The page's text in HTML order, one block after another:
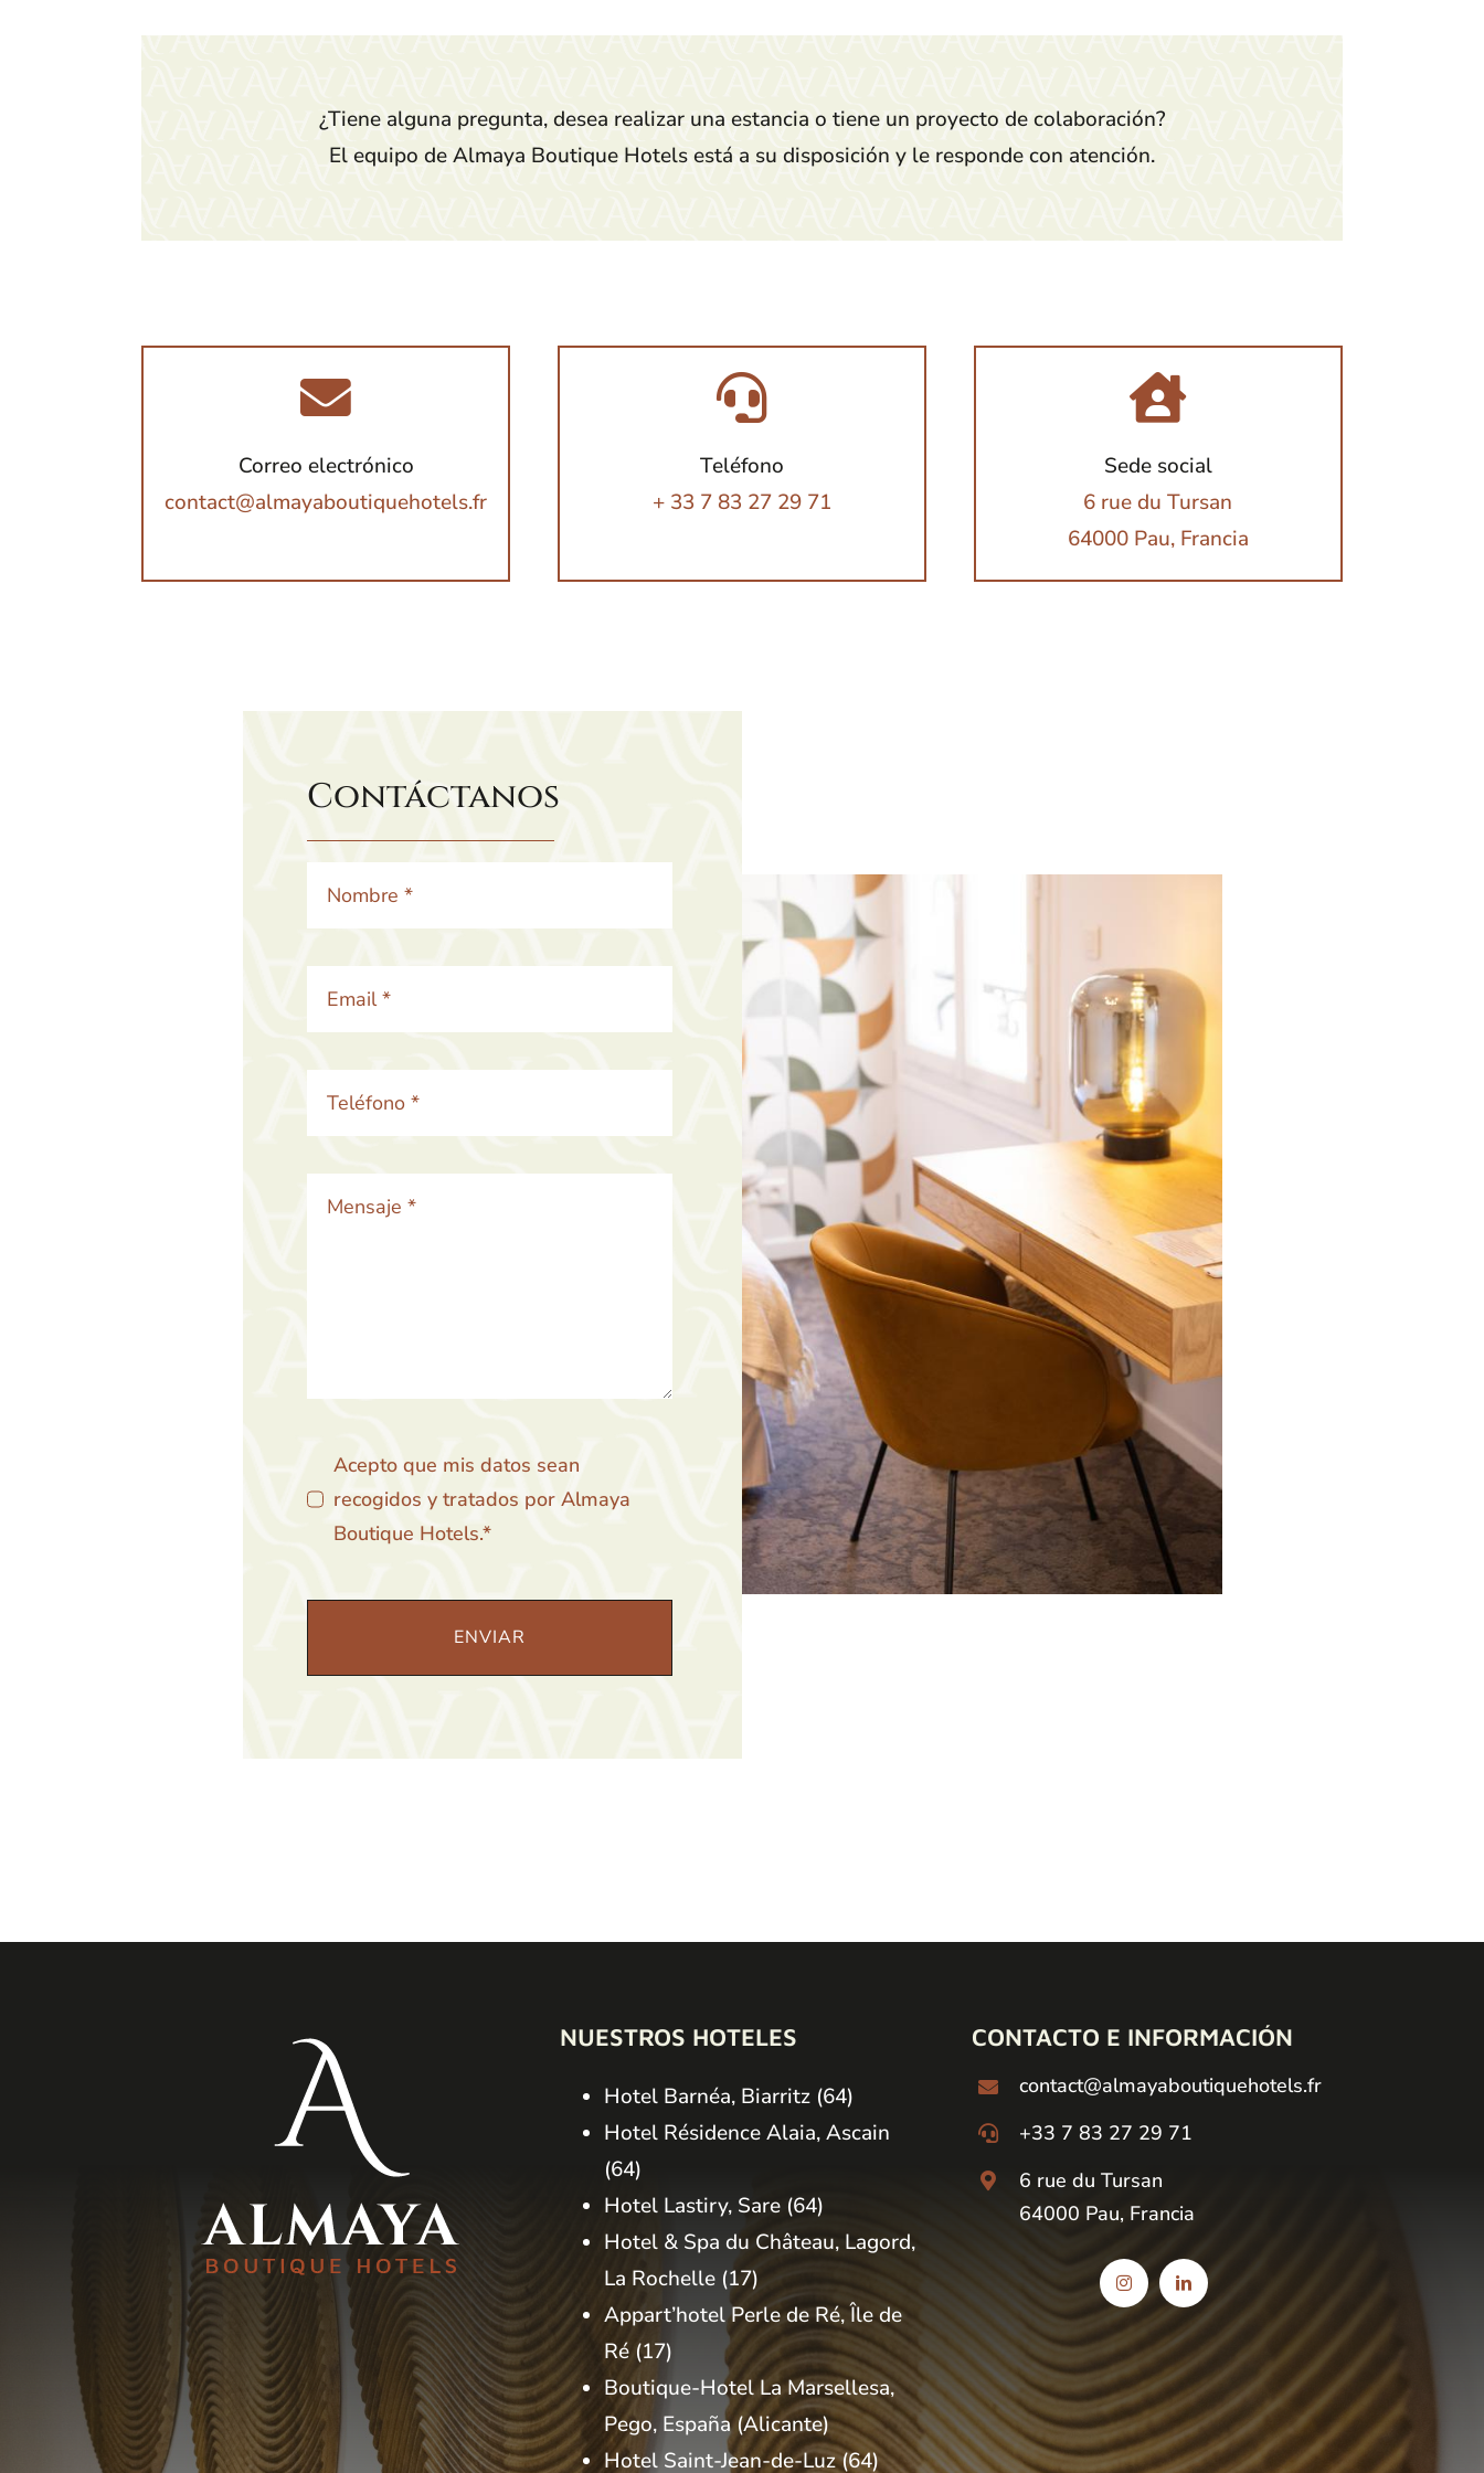
¿Tiene alguna pregunta, desea realizar una estancia o tiene un proyecto de colaboración?
El equipo de Almaya Boutique Hotels está a su disposición y le responde con atención.
Correo electrónico
contact@almayaboutiquehotels.fr
Teléfono
+ 33 7 83 27 29 71
Sede social
6 rue du Tursan
64000 Pau, Francia
Contáctanos
Acepto que mis datos sean
recogidos y tratados por Almaya
Boutique Hotels.*
ENVIAR
NUESTROS HOTELES
Hotel Barnéa, Biarritz (64)
Hotel Résidence Alaia, Ascain
(64)
Hotel Lastiry, Sare (64)
Hotel & Spa du Château, Lagord,
La Rochelle (17)
Appart’hotel Perle de Ré, Île de
Ré (17)
Boutique-Hotel La Marsellesa,
Pego, España(Alicante)
Hotel Saint-Jean-de-Luz (64)
CONTACTO E INFORMACIÓN
contact@almayaboutiquehotels.fr
+33 7 83 27 29 71
6 rue du Tursan
64000 Pau, Francia